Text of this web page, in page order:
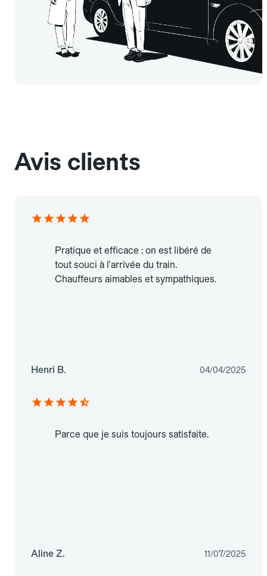
Avis clients
Pratique et efficace : on est libéré de
tout souci à l'arrivée du train.
Chauffeurs aimables et sympathiques.
Henri B. 04/04/2025
Parce que je suis toujours satisfaite.
Aline Z. 11/07/2025